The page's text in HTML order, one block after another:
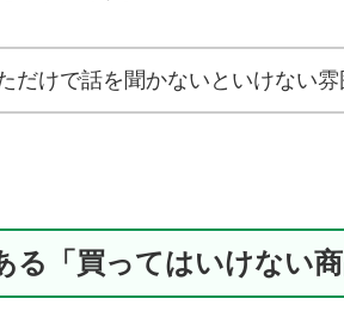
だけで話を聞かないといけない
「買ってはいけない商